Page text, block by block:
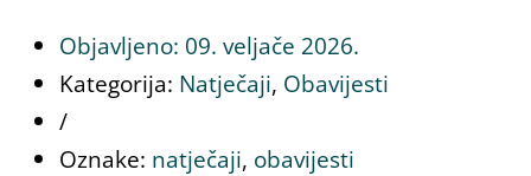
Objavljeno: 09. veljače 2026.
Kategorija: Natječaji, Obavijesti
/
Oznake: natječaji, obavijesti